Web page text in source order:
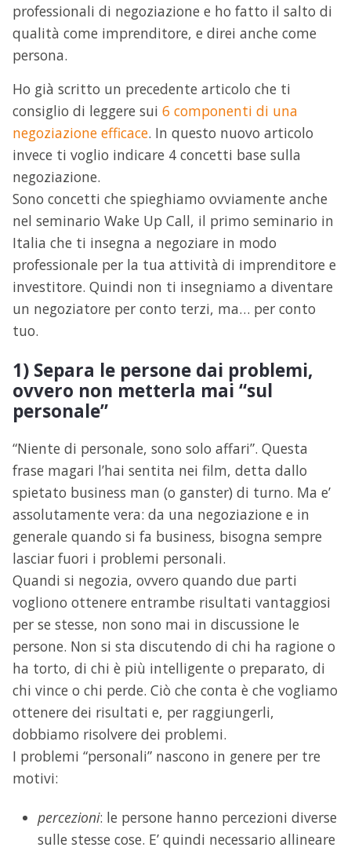
professionali di negoziazione e ho fatto il salto di
qualità come imprenditore, e direi anche come
persona.
Ho già scritto un precedente articolo che ti
consiglio di leggere sui 6 componenti di una
negoziazione efficace. In questo nuovo articolo
invece ti voglio indicare 4 concetti base sulla
negoziazione.
Sono concetti che spieghiamo ovviamente anche
nel seminario Wake Up Call, il primo seminario in
Italia che ti insegna a negoziare in modo
professionale per la tua attività di imprenditore e
investitore. Quindi non ti insegniamo a diventare
un negoziatore per conto terzi, ma… per conto
tuo.
1) Separa le persone dai problemi,
ovvero non metterla mai “sul
personale”
“Niente di personale, sono solo affari”. Questa
frase magari l’hai sentita nei film, detta dallo
spietato business man (o ganster) di turno. Ma e’
assolutamente vera: da una negoziazione e in
generale quando si fa business, bisogna sempre
lasciar fuori i problemi personali.
Quandi si negozia, ovvero quando due parti
vogliono ottenere entrambe risultati vantaggiosi
per se stesse, non sono mai in discussione le
persone. Non si sta discutendo di chi ha ragione o
ha torto, di chi è più intelligente o preparato, di
chi vince o chi perde. Ciò che conta è che vogliamo
ottenere dei risultati e, per raggiungerli,
dobbiamo risolvere dei problemi.
I problemi “personali” nascono in genere per tre
motivi:
percezioni: le persone hanno percezioni diverse
sulle stesse cose. E’ quindi necessario allineare